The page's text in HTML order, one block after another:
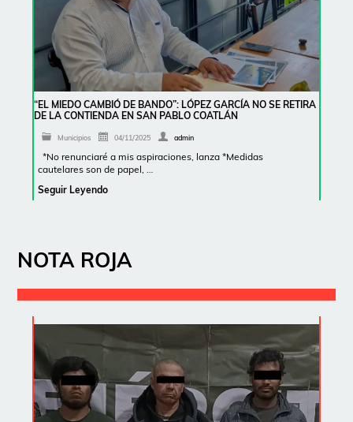
“EL MIEDO CAMBIÓ DE BANDO”: LÓPEZ GARCÍA NO SE RETIRA
DE LA CONTIENDA EN SAN PABLO COATLÁN
Municipios 04/11/2025 admin
*No renunciaré a mis aspiraciones, lanza *Medidas
cautelares son de papel, …
Seguir Leyendo
NOTA ROJA